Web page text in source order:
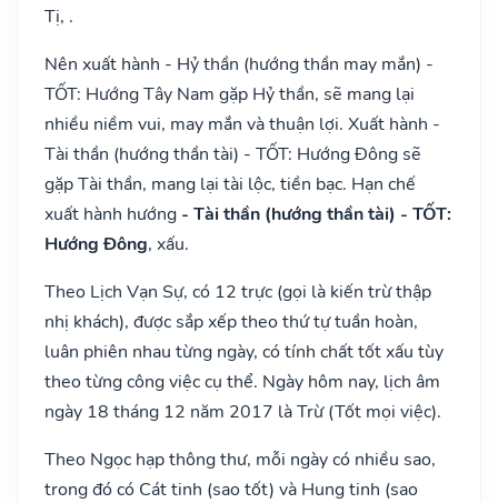
Tị, .
Nên xuất hành - Hỷ thần (hướng thần may mắn) -
TỐT: Hướng Tây Nam gặp Hỷ thần, sẽ mang lại
nhiều niềm vui, may mắn và thuận lợi. Xuất hành -
Tài thần (hướng thần tài) - TỐT: Hướng Đông sẽ
gặp Tài thần, mang lại tài lộc, tiền bạc. Hạn chế
xuất hành hướng - Tài thần (hướng thần tài) - TỐT:
Hướng Đông, xấu.
Theo Lịch Vạn Sự, có 12 trực (gọi là kiến trừ thập
nhị khách), được sắp xếp theo thứ tự tuần hoàn,
luân phiên nhau từng ngày, có tính chất tốt xấu tùy
theo từng công việc cụ thể. Ngày hôm nay, lịch âm
ngày 18 tháng 12 năm 2017 là Trừ (Tốt mọi việc).
Theo Ngọc hạp thông thư, mỗi ngày có nhiều sao,
trong đó có Cát tinh (sao tốt) và Hung tinh (sao